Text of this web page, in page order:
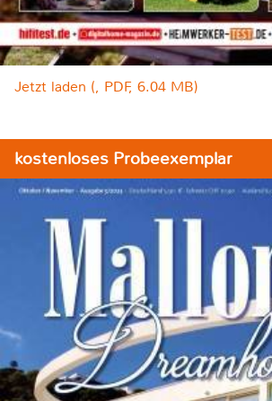
Jetzt laden (, PDF, 6.04 MB)
kostenloses Probeexemplar